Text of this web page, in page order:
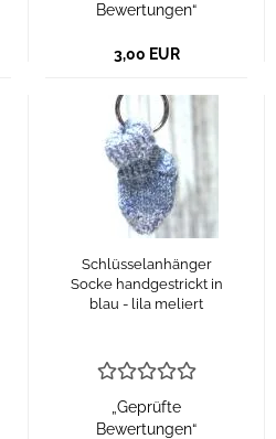
Bewertungen“
3,00 EUR
Schlüsselanhänger
Socke handgestrickt in
blau - lila meliert
„Geprüfte
Bewertungen“